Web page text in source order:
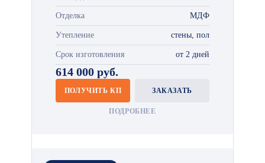
Отделка МДФ
Утепление стены, пол
Срок изготовления от 2 дней
614 000 руб.
ПОЛУЧИТЬ КП ЗАКАЗАТЬ
ПОДРОБНЕЕ